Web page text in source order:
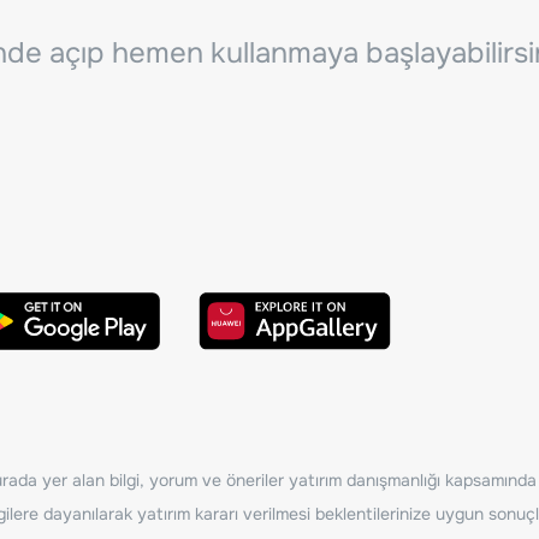
açıp hemen kullanmaya
yer alan bilgi, yorum ve öneriler yatırım danışmanlığı
dayanılarak yatırım kararı verilmesi beklentilerinize uygun